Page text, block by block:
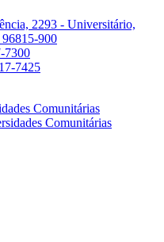
2293 - Universitário,
900
7300
7425